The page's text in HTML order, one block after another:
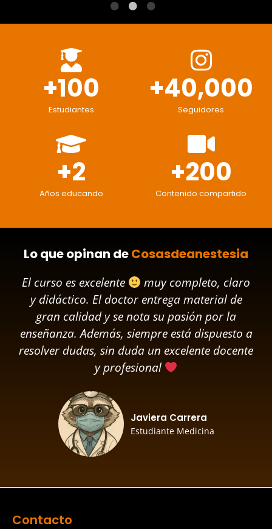
Estudiantes
+100
Seguidores
+40,000
Años educando
+2
Contenido compartido
+200
Lo que opinan deCosasdeanestesia
El curso es excelente
muy completo, claro
y didáctico. El doctor entrega material de
gran calidad y se nota su pasión por la
enseñanza. Además, siempre está dispuesto a
resolver dudas, sin duda un excelente docente
y profesional
Javiera Carrera
Estudiante Medicina
Contacto